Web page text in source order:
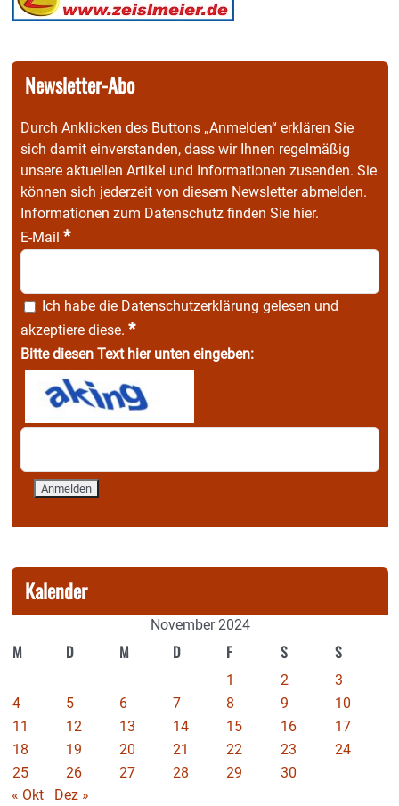
Newsletter-Abo
Durch Anklicken des Buttons „Anmelden“ erklären Sie
sich damit einverstanden, dass wir Ihnen regelmäßig
unsere aktuellen Artikel und Informationen zusenden. Sie
können sich jederzeit von diesem Newsletter abmelden.
Informationen zum Datenschutz finden Sie hier.
E-Mail *
Ich habe die Datenschutzerklärung gelesen und
akzeptiere diese. *
Bitte diesen Text hier unten eingeben:
Kalender
November 2024
M D M D F S S
1 2
3
4
5 6 7 8 9
10
11
12 13 14 15 16
17
18
19 20 21 22 23
24
25
26 27 28 29
30
« Okt
Dez »